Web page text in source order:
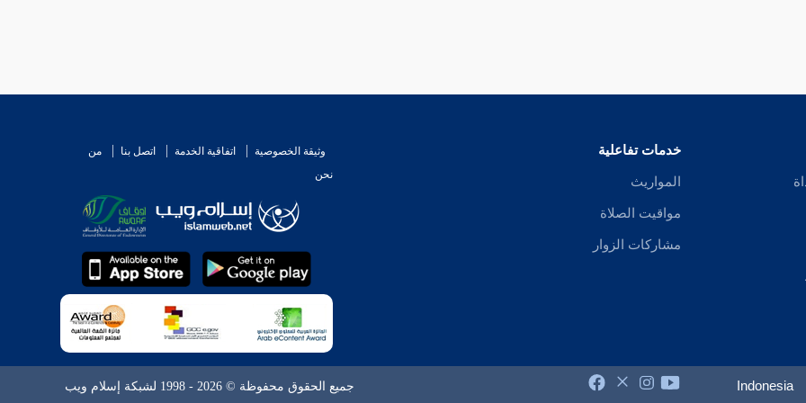
خدمات تفاعلية
المواريث
مواقيت الصلاة
مشاركات الزوار
وثيقة الخصوصية اتفاقية الخدمة اتصل بنا
من
نحن
Indonesia جميع الحقوق محفوظة © 2026 - 1998 لشبكة إسلام ويب